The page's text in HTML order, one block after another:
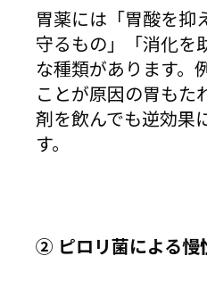
胃薬には「胃酸を抑
守るもの」「消化を
な種類があります。
ことが原因の胃もた
剤を飲んでも逆効果
す。
② ピロリ菌による慢